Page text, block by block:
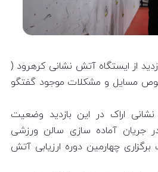
از ایستگاه آتش نشانی کرهرود (
مسایل و مشکلات موجود گفتگو
اراک در این بازدید وضعیت
در جریان آماده سازی سالن ورزشی
چهارمین دوره ارزیابی آتش